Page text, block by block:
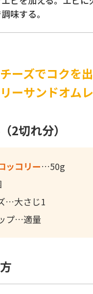
味する。
ーズでコクを
ーサンドオム
2切れ分）
ッコリー
50g
大さじ1
プ
適量